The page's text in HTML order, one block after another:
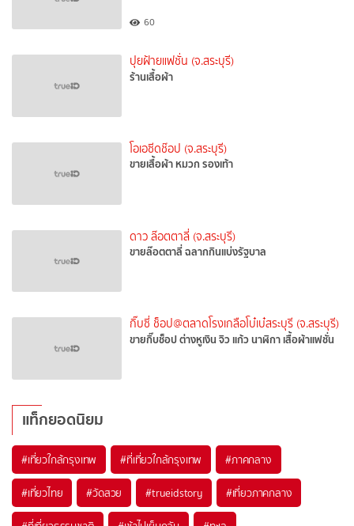
60
ปุยฝ้ายแฟชั่น (จ.สระบุรี)
ร้านเสื้อผ้า
โอเอซีดช๊อป (จ.สระบุรี)
ขายเสื้อผ้า หมวก รองเท้า
ดาว ล๊อตตาลี่ (จ.สระบุรี)
ขายล๊อตตาลี่ ฉลากกินแบ่งรัฐบาล
กิ๊บซี่ ช็อป@ตลาดโรงเกลือโบ๋เบ๋สระบุรี (จ.สระบุรี)
ขายกิ๊บช็อป ต่างหูเงิน จิว แก้ว นาฬิกา เสื้อผ้าแฟชั่น
แท็กยอดนิยม
#เที่ยวใกล้กรุงเทพ #ที่เที่ยวใกล้กรุงเทพ #ภาคกลาง
#เที่ยวไทย #วัดสวย #trueidstory #เที่ยวภาคกลาง